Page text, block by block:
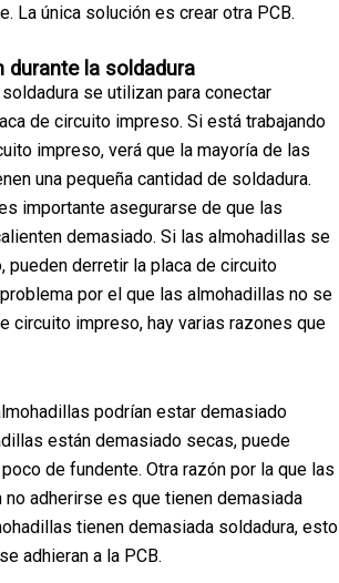
La única solución es crear otra PCB.
durante la soldadura
se utilizan para conectar
de circuito impreso. Si está trabajando
impreso, verá que la mayoría de las
una pequeña cantidad de soldadura.
importante asegurarse de que las
demasiado. Si las almohadillas se
pueden derretir la placa de circuito
por el que las almohadillas no se
circuito impreso, hay varias razones que
podrían estar demasiado
están demasiado secas, puede
de fundente. Otra razón por la que las
adherirse es que tienen demasiada
tienen demasiada soldadura, esto
adhieran a la PCB.